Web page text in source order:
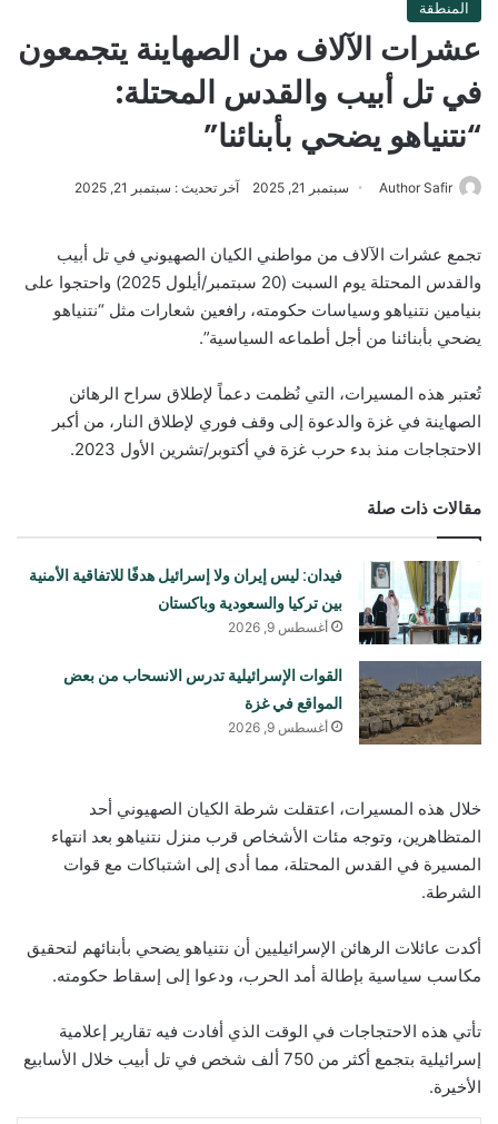
المنطقة
عشرات الآلاف من الصهاينة يتجمعون
في تل أبيب والقدس المحتلة:
“نتنياهو يضحي بأبنائنا”
Author Safir سبتمبر 21, 2025 آخر تحديث : سبتمبر 21, 2025
تجمع عشرات الآلاف من مواطني الكيان الصهيوني في تل أبيب
والقدس المحتلة يوم السبت (20 سبتمبر/أيلول 2025) واحتجوا على
بنيامين نتنياهو وسياسات حكومته، رافعين شعارات مثل “نتنياهو
يضحي بأبنائنا من أجل أطماعه السياسية”.
تُعتبر هذه المسيرات، التي نُظمت دعماً لإطلاق سراح الرهائن
الصهاينة في غزة والدعوة إلى وقف فوري لإطلاق النار، من أكبر
الاحتجاجات منذ بدء حرب غزة في أكتوبر/تشرين الأول 2023.
مقالات ذات صلة
فيدان: ليس إيران ولا إسرائيل هدفًا للاتفاقية الأمنية
بين تركيا والسعودية وباكستان
أغسطس 9, 2026
القوات الإسرائيلية تدرس الانسحاب من بعض
المواقع في غزة
أغسطس 9, 2026
خلال هذه المسيرات، اعتقلت شرطة الكيان الصهيوني أحد
المتظاهرين، وتوجه مئات الأشخاص قرب منزل نتنياهو بعد انتهاء
المسيرة في القدس المحتلة، مما أدى إلى اشتباكات مع قوات
الشرطة.
أكدت عائلات الرهائن الإسرائيليين أن نتنياهو يضحي بأبنائهم لتحقيق
مكاسب سياسية بإطالة أمد الحرب، ودعوا إلى إسقاط حكومته.
تأتي هذه الاحتجاجات في الوقت الذي أفادت فيه تقارير إعلامية
إسرائيلية بتجمع أكثر من 750 ألف شخص في تل أبيب خلال الأسابيع
الأخيرة.